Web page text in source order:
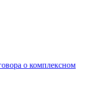
о комплексном